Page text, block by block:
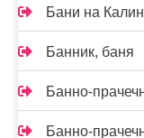
Бани на
Банник, баня
Банно-
Банно-